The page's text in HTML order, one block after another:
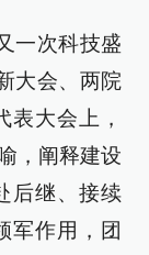
一次科技盛
大会、两院
表大会上，
，阐释建设
后继、接续
军作用，团